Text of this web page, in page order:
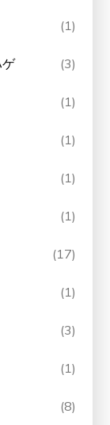
(1)
ゲ (3)
(1)
(1)
(1)
(1)
(17)
(1)
(3)
(1)
(8)